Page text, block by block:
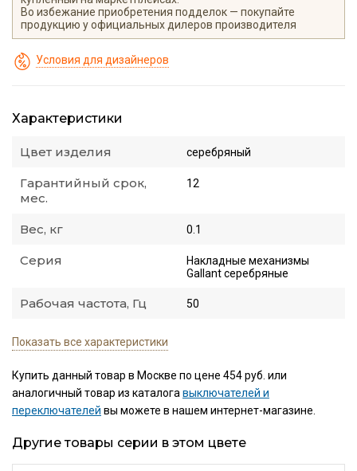
Во избежание приобретения подделок — покупайте
продукцию у официальных дилеров производителя
Условия для дизайнеров
Характеристики
Цвет изделия серебряный
Гарантийный срок,
мес.
12
Вес, кг 0.1
Серия
Накладные механизмы
Gallant серебряные
Рабочая частота, Гц 50
Показать все характеристики
Купить данный товар в Москве по цене 454 руб. или
аналогичный товар из каталогавыключателей и
переключателей вы можете в нашем интернет-магазине.
Другие товары серии в этом цвете